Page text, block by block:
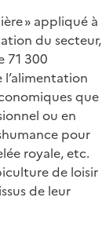
» appliqué à
du secteur,
71 300
que
ou en
pour
royale, etc.
de loisir
de leur